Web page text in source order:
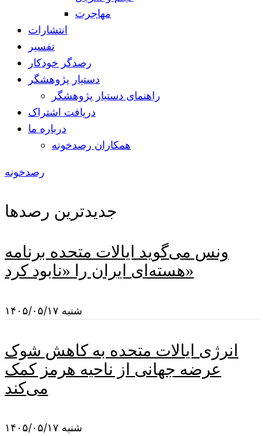
مهاجرت
انتشارات
تفسیر
رصدگر خودکار
دستیار پژوهشگر
راهنمای دستیار پژوهشگر
دریافت اشتراک
درباره ما
همکاران رصدخونه
رصدخونه
جدیدترین رصدها
ونس می‌گوید ایالات متحده برنامه
هسته‌ای ایران را «نابود کرد»
شنبه ۱۴۰۵/۰۵/۱۷
انرژی ایالات متحده به کاهش شوک
عرضه جهانی از ناحیه هرمز کمک
می‌کند
شنبه ۱۴۰۵/۰۵/۱۷